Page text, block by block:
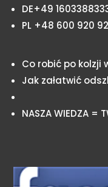
DE+49
PL +48 600 920
Co robić po kolzji
Jak załatwić
NASZA WIEDZA =